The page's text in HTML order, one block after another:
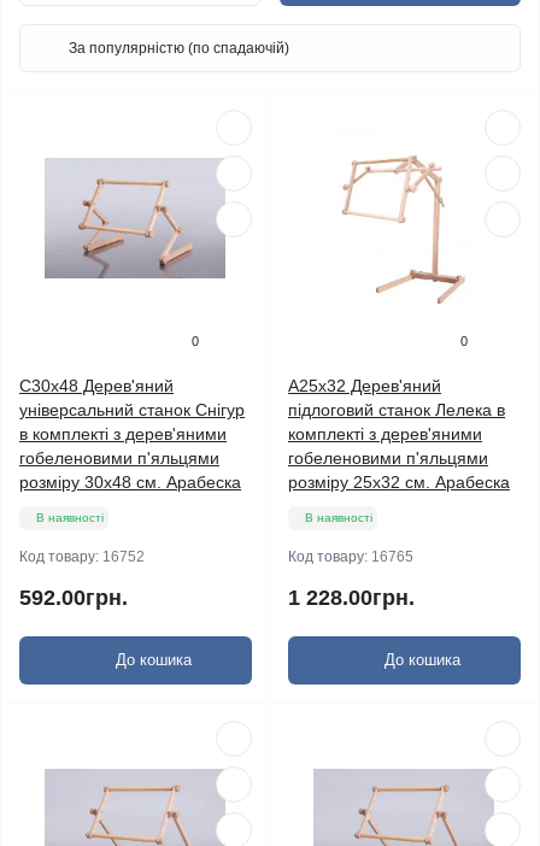
0
С30х48 Дерев'яний
універсальний станок Снігур
в комплекті з дерев'яними
гобеленовими п'яльцями
розміру 30х48 см. Арабеска
В наявності
Код товару: 16752
592.00грн.
До кошика
0
А25х32 Дерев'яний
підлоговий станок Лелека в
комплекті з дерев'яними
гобеленовими п'яльцями
розміру 25х32 см. Арабеска
В наявності
Код товару: 16765
1 228.00грн.
До кошика